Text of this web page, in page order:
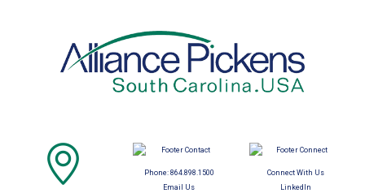
Phone: 864.898.1500
Email Us
Connect With Us
LinkedIn